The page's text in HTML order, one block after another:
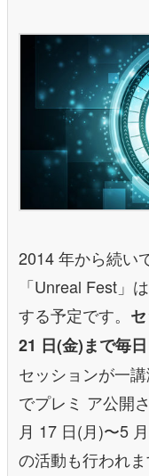
2014 年から続い
「Unreal Fest」
する予定です。
21 日(金)まで毎
セッションが一
でプレミ ア公開
月 17 日(月)〜5
の活動も行われま